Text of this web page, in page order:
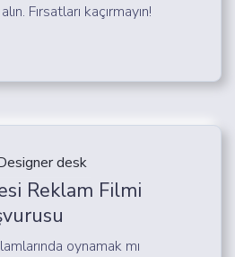
Fırsatları kaçırmayın!
Reklam Filmi
oynamak mı